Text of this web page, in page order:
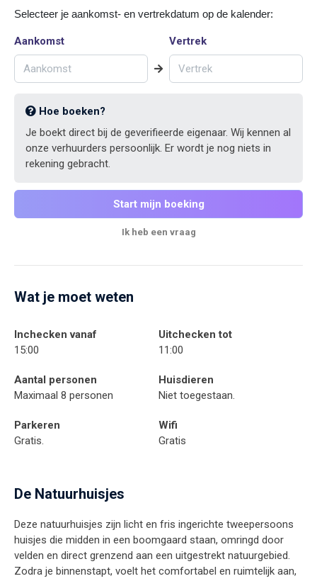
Selecteer je aankomst- en vertrekdatum op de kalender:
Aankomst Vertrek
Hoe boeken?
Je boekt direct bij de geverifieerde eigenaar. Wij kennen al
onze verhuurders persoonlijk. Er wordt je nog niets in
rekening gebracht.
Start mijn boeking
Ik heb een vraag
Wat je moet weten
Inchecken vanaf
15:00
Uitchecken tot
11:00
Aantal personen
Maximaal 8 personen
Huisdieren
Niet toegestaan.
Parkeren
Gratis.
Wifi
Gratis
De Natuurhuisjes
Deze natuurhuisjes zijn licht en fris ingerichte tweepersoons
huisjes die midden in een boomgaard staan, omringd door
velden en direct grenzend aan een uitgestrekt natuurgebied.
Zodra je binnenstapt, voelt het comfortabel en ruimtelijk aan,